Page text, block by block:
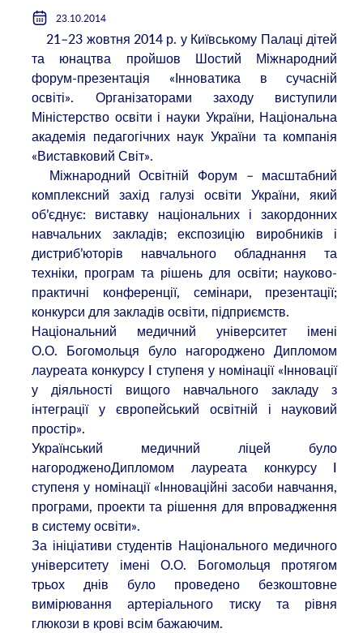
23.10.2014
21–23 жовтня 2014 р. у Київському Палаці дітей
та юнацтва пройшов Шостий Міжнародний
форум-презентація «Інноватика в сучасній
освіті». Організаторами заходу виступили
Міністерство освіти і науки України, Національна
академія педагогічних наук України та компанія
«Виставковий Світ».
Міжнародний Освітній Форум – масштабний
комплексний захід галузі освіти України, який
об’єднує: виставку національних і закордонних
навчальних закладів; експозицію виробників і
дистриб’юторів навчального обладнання та
техніки, програм та рішень для освіти; науково-
практичні конференції, семінари, презентації;
конкурси для закладів освіти, підприємств.
Національний медичний університет імені
О.О. Богомольця було нагороджено Дипломом
лауреата конкурсу I ступеня у номінації «Інновації
у діяльності вищого навчального закладу з
інтеграції у європейський освітній і науковий
простір».
Український медичний ліцей було
нагородженоДипломом лауреата конкурсу I
ступеня у номінації «Інноваційні засоби навчання,
програми, проекти та рішення для впровадження
в систему освіти».
За ініціативи студентів Національного медичного
університету імені О.О. Богомольця протягом
трьох днів було проведено безкоштовне
вимірювання артеріального тиску та рівня
глюкози в крові всім бажаючим.